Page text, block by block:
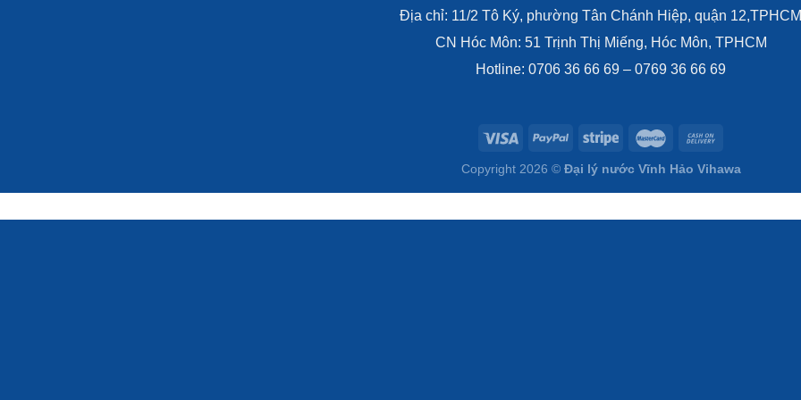
Địa chỉ: 11/2 Tô Ký, phường Tân Chánh Hiệp, quận 12,TPHCM
CN Hóc Môn: 51 Trịnh Thị Miếng, Hóc Môn, TPHCM
Hotline: 0706 36 66 69 – 0769 36 66 69
Copyright 2026 © Đại lý nước Vĩnh Hảo Vihawa